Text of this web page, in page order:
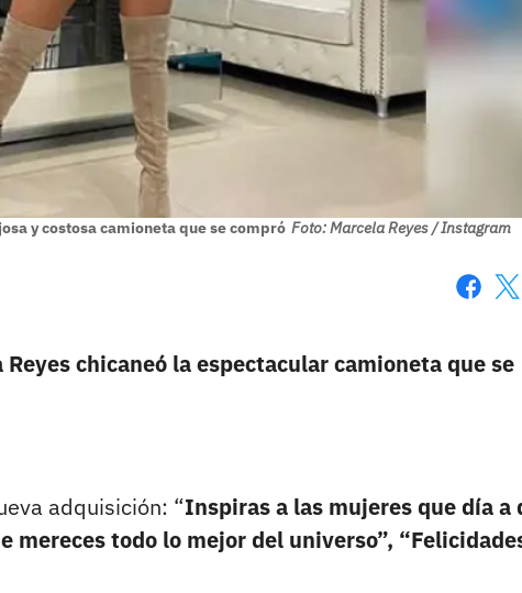
y costosa camioneta que se compró Foto: Marcela Reyes / Instagram
Reyes chicaneó la espectacular camioneta que se
adquisición: “Inspiras a las mujeres que día a
mereces todo lo mejor del universo”,